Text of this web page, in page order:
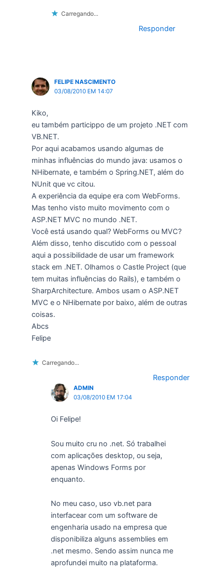
Carregando...
Responder
FELIPE NASCIMENTO
03/08/2010 EM 14:07
Kiko,
eu também particippo de um projeto .NET com
VB.NET.
Por aqui acabamos usando algumas de
minhas influências do mundo java: usamos o
NHibernate, e também o Spring.NET, além do
NUnit que vc citou.
A experiência da equipe era com WebForms.
Mas tenho visto muito movimento com o
ASP.NET MVC no mundo .NET.
Você está usando qual? WebForms ou MVC?
Além disso, tenho discutido com o pessoal
aqui a possibilidade de usar um framework
stack em .NET. Olhamos o Castle Project (que
tem muitas influências do Rails), e também o
SharpArchitecture. Ambos usam o ASP.NET
MVC e o NHibernate por baixo, além de outras
coisas.
Abcs
Felipe
Carregando...
Responder
ADMIN
03/08/2010 EM 17:04
Oi Felipe!
Sou muito cru no .net. Só trabalhei
com aplicações desktop, ou seja,
apenas Windows Forms por
enquanto.
No meu caso, uso vb.net para
interfacear com um software de
engenharia usado na empresa que
disponibiliza alguns assemblies em
.net mesmo. Sendo assim nunca me
aprofundei muito na plataforma.